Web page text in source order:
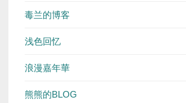
毒兰的博客
浅色回忆
浪漫嘉年華
熊熊的BLOG